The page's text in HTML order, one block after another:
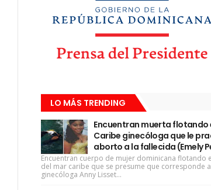
LO MÁS TRENDING
Encuentran muerta flotando
Caribe ginecóloga que le
aborto a la fallecida (Emely
Encuentran cuerpo de mujer dominicana flotando
del mar caribe que se presume que corresponde
ginecóloga Anny Lisset...